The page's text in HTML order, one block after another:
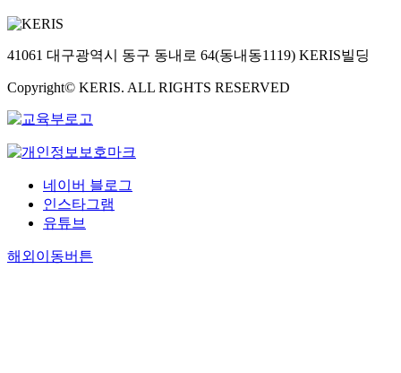
41061 대구광역시 동구 동내로 64(동내동1119) KERIS빌딩
Copyright© KERIS. ALL RIGHTS RESERVED
네이버 블로그
인스타그램
유튜브
해외이동버튼